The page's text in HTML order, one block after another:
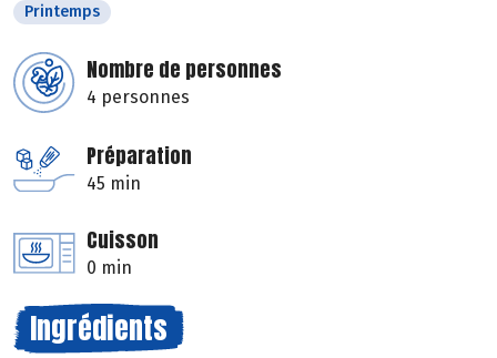
Printemps
Nombre de personnes
4 personnes
Préparation
45 min
Cuisson
0 min
Ingrédients